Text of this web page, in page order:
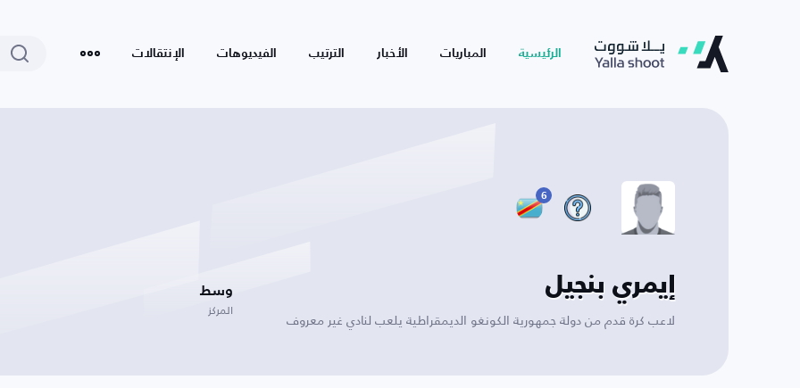
الرئيسية المباريات الأخبار الترتيب الفيديوهات الإنتقالات
6
إيمري بنجيل
لاعب كرة قدم من دولة جمهورية الكونغو الديمقراطية يلعب لنادي غير معروف
وسط
المركز